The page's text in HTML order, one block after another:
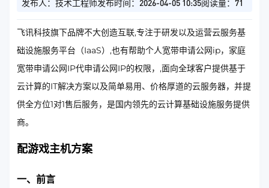
发布人：技术工程师发布时间：2026-04-05 10:35阅读量：71
飞讯科技旗下品牌不大创造互联,专注于研发以及运营云服务基
础设施服务平台（IaaS）,也有帮助个人宽带申请公网ip，家庭
宽带申请公网IP代申请公网IP的权限，,面向全球客户提供基于
云计算的IT解决方案以及简单易用、价格厚道的云服务器，并提
供全方位1对1售后服务，是国内领先的云计算基础设施服务提供
商。
配游戏主机方案
一、前言